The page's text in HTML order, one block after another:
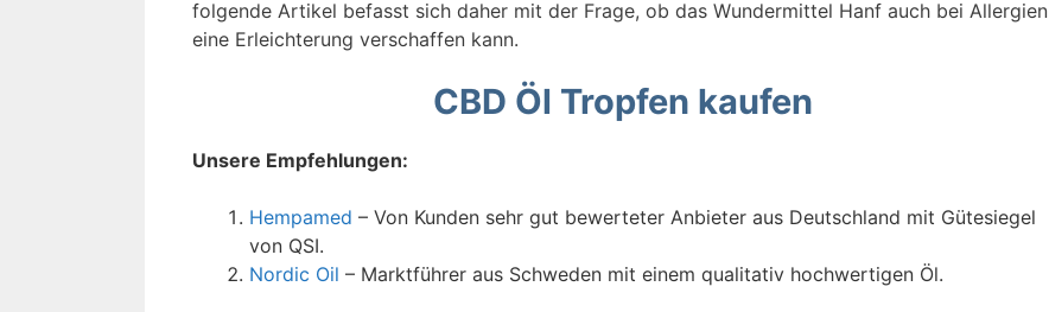
folgende Artikel befasst sich daher mit der Frage, ob das Wundermittel Hanf auch bei Allergien
eine Erleichterung verschaffen kann.
CBD Öl Tropfen kaufen
Unsere Empfehlungen:
Hempamed – Von Kunden sehr gut bewerteter Anbieter aus Deutschland mit Gütesiegel
von QSI.
Nordic Oil – Marktführer aus Schweden mit einem qualitativ hochwertigen Öl.